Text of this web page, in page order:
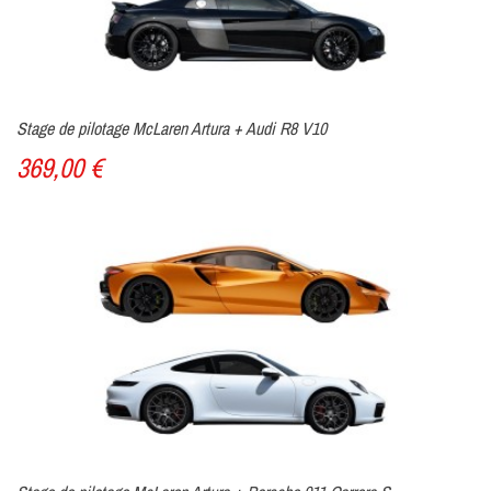
Stage de pilotage McLaren Artura + Audi R8 V10
369,00 €